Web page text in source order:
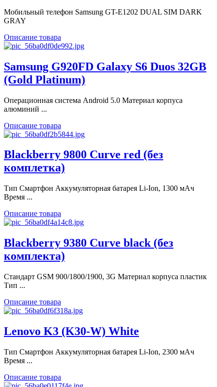
Мобильный телефон Samsung GT-E1202 DUAL SIM DARK
GRAY
Описание товара
Samsung G920FD Galaxy S6 Duos 32GB
(Gold Platinum)
Операционная система Android 5.0 Материал корпуса
алюминий ...
Описание товара
Blackberry 9800 Curve red (без
комплетка)
Тип Смартфон Аккумуляторная батарея Li-Ion, 1300 мАч
Время ...
Описание товара
Blackberry 9380 Curve black (без
комплекта)
Стандарт GSM 900/1800/1900, 3G Материал корпуса пластик
Тип ...
Описание товара
Lenovo K3 (K30-W) White
Тип Смартфон Аккумуляторная батарея Li-Ion, 2300 мАч
Время ...
Описание товара